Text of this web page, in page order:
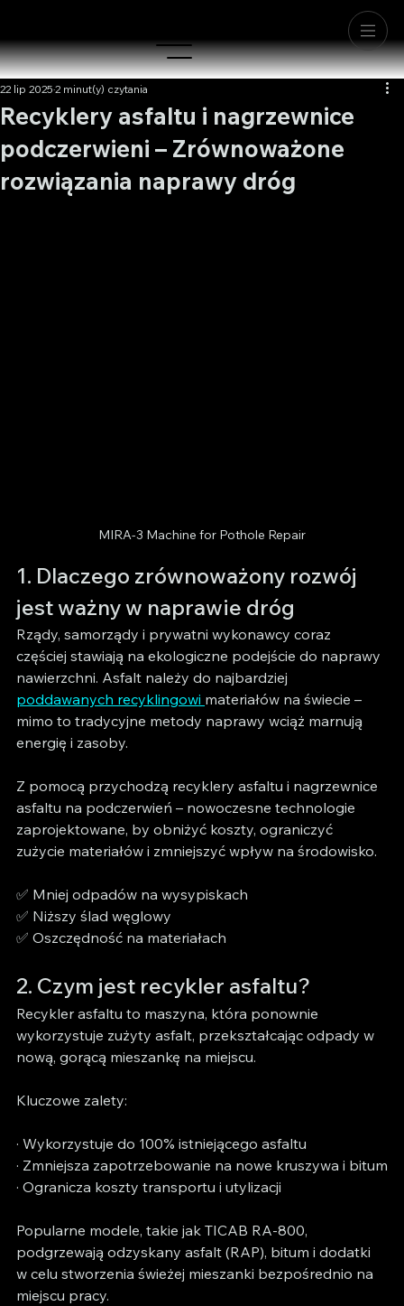
Recyklery asfaltu i nagrzewnice
podczerwieni – Zrównoważone
rozwiązania naprawy dróg
22 lip 2025 2 minut(y) czytania
MIRA-3 Machine for Pothole Repair
1. Dlaczego zrównoważony rozwój
jest ważny w naprawie dróg
Rządy, samorządy i prywatni wykonawcy coraz
częściej stawiają na ekologiczne podejście do naprawy
nawierzchni. Asfalt należy do najbardziej
poddawanych recyklingowi materiałów na świecie –
mimo to tradycyjne metody naprawy wciąż marnują
energię i zasoby.
Z pomocą przychodzą recyklery asfaltu i nagrzewnice
asfaltu na podczerwień – nowoczesne technologie
zaprojektowane, by obniżyć koszty, ograniczyć
zużycie materiałów i zmniejszyć wpływ na środowisko.
✅ Mniej odpadów na wysypiskach
✅ Niższy ślad węglowy
✅ Oszczędność na materiałach
2. Czym jest recykler asfaltu?
Recykler asfaltu to maszyna, która ponownie
wykorzystuje zużyty asfalt, przekształcając odpady w
nową, gorącą mieszankę na miejscu.
Kluczowe zalety:
· Wykorzystuje do 100% istniejącego asfaltu
· Zmniejsza zapotrzebowanie na nowe kruszywa i bitum
· Ogranicza koszty transportu i utylizacji
Popularne modele, takie jak TICAB RA-800,
podgrzewają odzyskany asfalt (RAP), bitum i dodatki
w celu stworzenia świeżej mieszanki bezpośrednio na
miejscu pracy.